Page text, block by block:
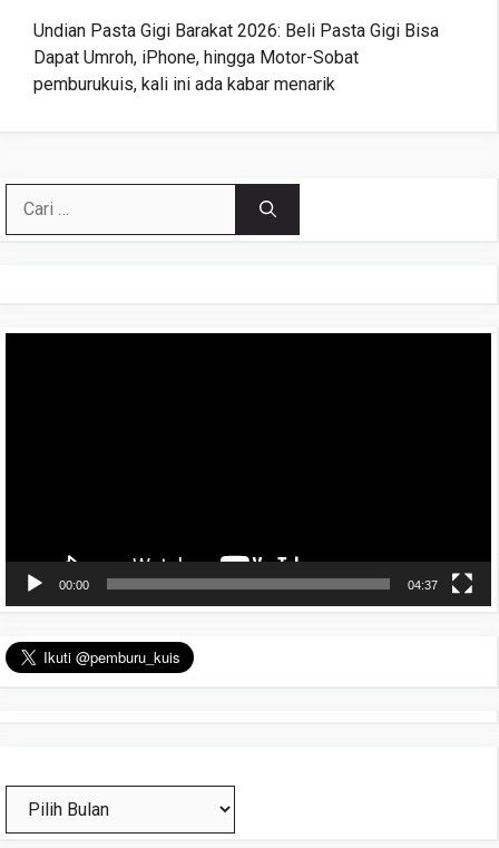
Undian Pasta Gigi Barakat 2026: Beli Pasta Gigi Bisa
Dapat Umroh, iPhone, hingga Motor-Sobat
pemburukuis, kali ini ada kabar menarik
untuk:
00:00 04:37
Arsip